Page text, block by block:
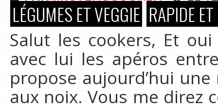
LÉGUMES ET VEGGIE RAPIDE
Salut les cookers, Et
avec lui les apéros
propose aujourd’hui
aux noix. Vous me direz